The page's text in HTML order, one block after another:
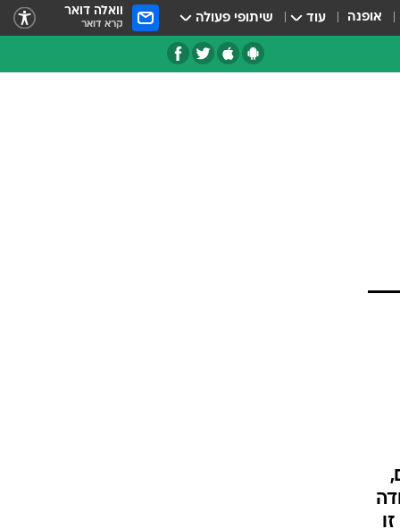
אופנה עוד שיתופי פעולה וואלה דואר
קרא דואר